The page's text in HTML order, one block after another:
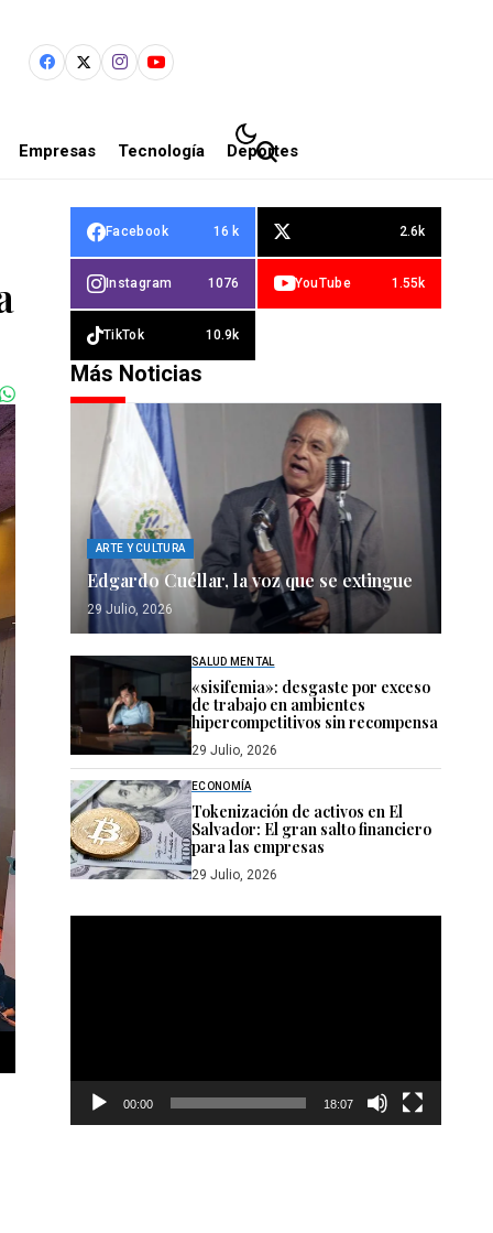
Empresas Tecnología Deportes
Facebook 16 k 2.6k
Instagram 1076 YouTube 1.55k
TikTok 10.9k
Más Noticias
ARTE Y CULTURA
Edgardo Cuéllar, la voz que se extingue
29 Julio, 2026
SALUD MENTAL
«sisifemia»: desgaste por exceso
de trabajo en ambientes
hipercompetitivos sin recompensa
29 Julio, 2026
ECONOMÍA
Tokenización de activos en El
Salvador: El gran salto financiero
para las empresas
29 Julio, 2026
00:00 18:07